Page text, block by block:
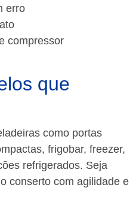
erro
compressor
que
como portas
frigobar, freezer,
refrigerados. Seja
conserto com agilidade e